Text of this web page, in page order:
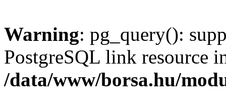
Warning: pg_query():
PostgreSQL link resource
/data/www/borsa.hu/